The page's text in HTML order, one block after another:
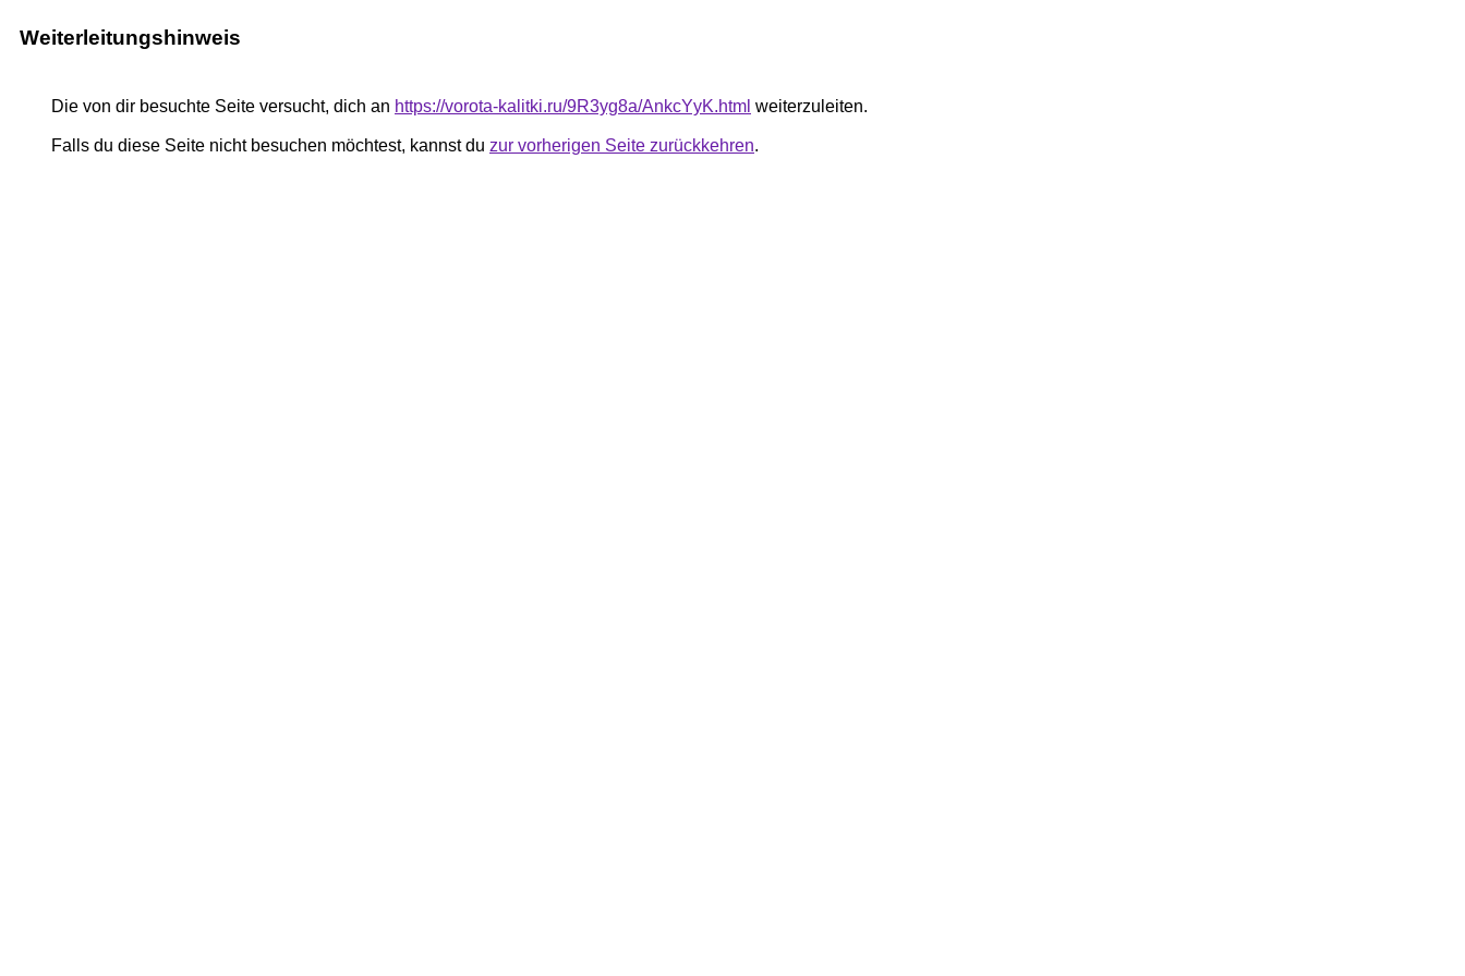
Weiterleitungshinweis
Die von dir besuchte Seite versucht, dich an https://vorota-kalitki.ru/9R3yg8a/AnkcYyK.html weiterzuleiten.
Falls du diese Seite nicht besuchen möchtest, kannst du zur vorherigen Seite zurückkehren.